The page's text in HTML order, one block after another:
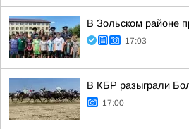
В Зольском районе
17:03
В КБР разыграли
17:00